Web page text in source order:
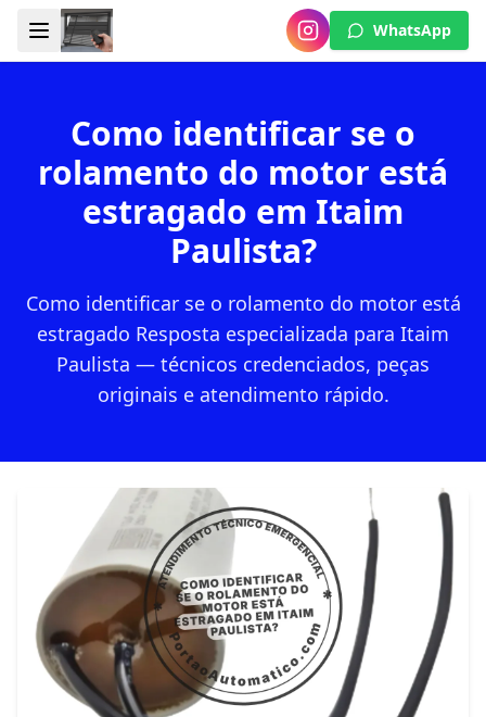
WhatsApp
Como identificar se o
rolamento do motor está
estragado em Itaim
Paulista?
Como identificar se o rolamento do motor está
estragado Resposta especializada para Itaim
Paulista — técnicos credenciados, peças
originais e atendimento rápido.